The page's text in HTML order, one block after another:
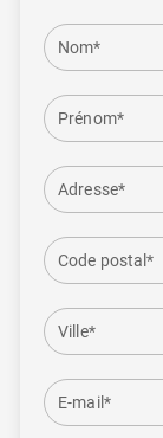
Nom*
Prénom*
Adresse*
Code postal*
Ville*
E-mail*